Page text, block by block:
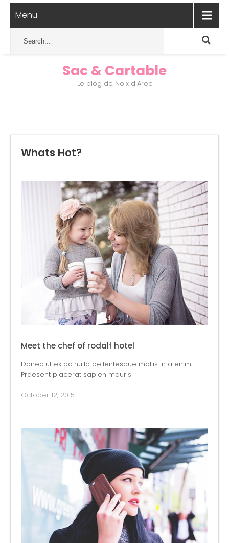
Menu
Sac & Cartable
Le blog de Noix d'Arec
Whats Hot?
Meet the chef of rodalf hotel
Donec ut ex ac nulla pellentesque mollis in a enim.
Praesent placerat sapien mauris
October 12, 2015